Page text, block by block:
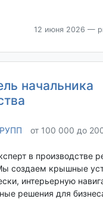
12 июня 2026 —
начальника
от 100 000 до
в производстве
создаем крышные
интерьерную
решения для